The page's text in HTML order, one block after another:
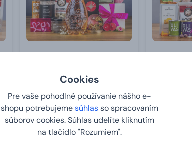
Cookies
Pre vaše pohodlné používanie nášho e-
shopu potrebujemesúhlasso spracovaním
súborov cookies. Súhlas udelíte kliknutím
na tlačidlo "Rozumiem".
129,
U VÁS:11.8.2026